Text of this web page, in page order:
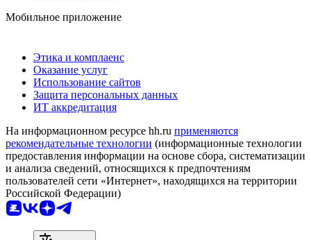
Мобильное приложение
Этика и комплаенс
Оказание услуг
Использование сайтов
Защита персональных данных
ИТ аккредитация
На информационном ресурсе hh.ru применяются
рекомендательные технологии (информационные технологии
предоставления информации на основе сбора, систематизации
и анализа сведений, относящихся к предпочтениям
пользователей сети «Интернет», находящихся на территории
Российской Федерации)